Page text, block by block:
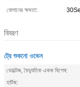
যোগানের ক্ষমতা:
বিবরণ
ট্রে শুকনো ওভেন
ভোল্টেজ, বৈদ্যুতিক একক বিশেষ:
হার্টজ: